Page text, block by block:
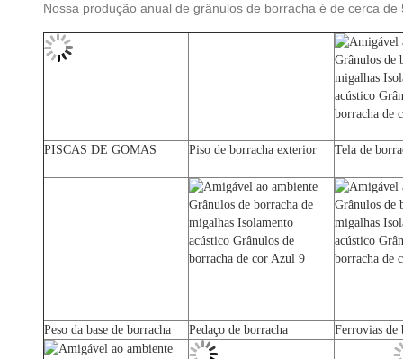
Nossa produção anual de grânulos de borracha é de cerca
PISCAS DE GOMAS Piso de borracha exterior Tela de
Peso da base de borracha Pedaço de borracha Ferrovias de